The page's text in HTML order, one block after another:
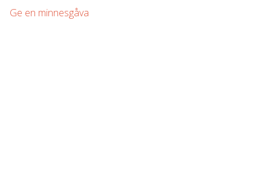
Ge en minnesgåva